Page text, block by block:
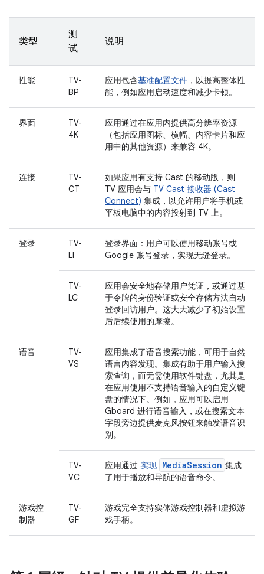
类型
测
试
说明
性能
TV-
BP
应用包含基准配置文件 ，以提高整体性
能，例如应用启动速度和减少卡顿。
界面
TV-
4K
应用通过在应用内提供高分辨率资源
（包括应用图标、横幅、内容卡片和应
用中的其他资源）来兼容 4K。
连接
TV-
CT
如果应用有支持 Cast 的移动版，则
TV 应用会与 TV Cast 接收器 (Cast
Connect) 集成，以允许用户将手机或
平板电脑中的内容投射到 TV 上。
登录
TV-
LI
登录界面：用户可以使用移动账号或
Google 账号登录，实现无缝登录。
TV-
LC
应用会安全地存储用户凭证，或通过基
于令牌的身份验证或安全存储方法自动
登录回访用户。这大大减少了初始设置
后后续使用的摩擦。
语音
TV-
VS
应用集成了语音搜索功能，可用于自然
语言内容发现。集成有助于用户输入搜
索查询，而无需使用软件键盘，尤其是
在应用使用不支持语音输入的自定义键
盘的情况下。例如，应用可以启用
Gboard 进行语音输入，或在搜索文本
字段旁边提供麦克风按钮来触发语音识
别。
TV-
VC
应用通过 实现 MediaSession 集成
了用于播放和导航的语音命令。
游戏控
制器
TV-
GF
游戏完全支持实体游戏控制器和虚拟游
戏手柄。